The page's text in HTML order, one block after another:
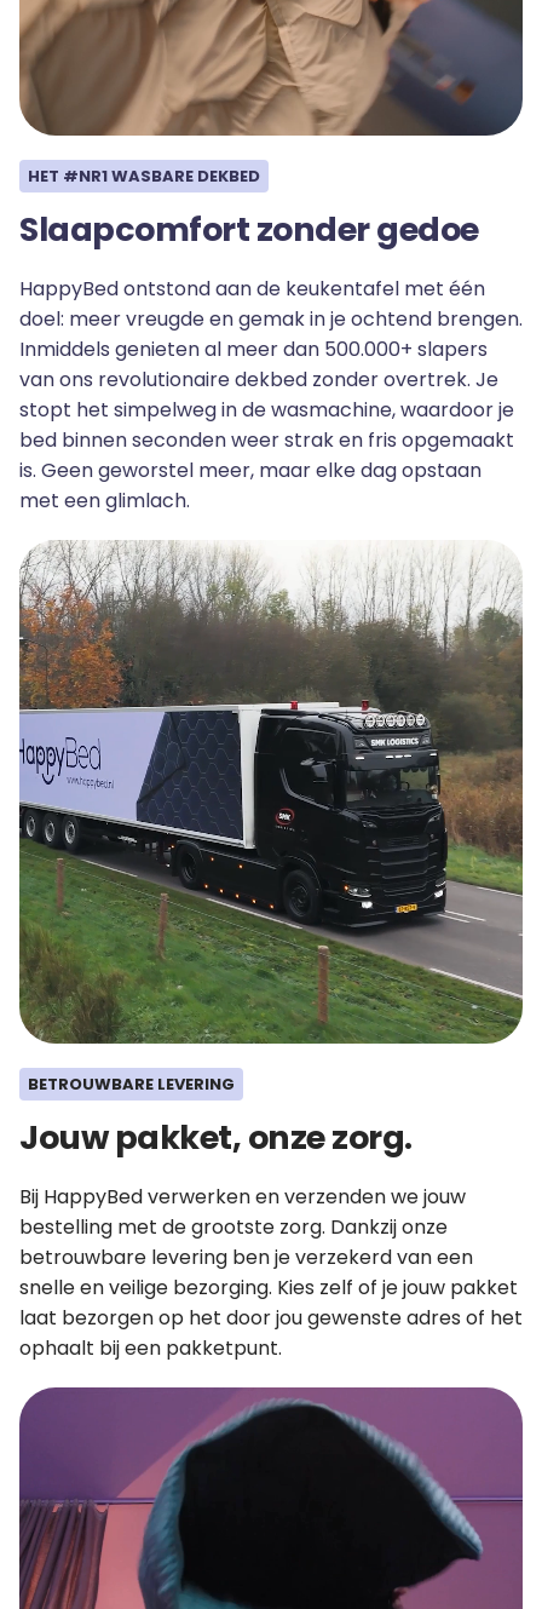
HET #NR1 WASBARE DEKBED
Slaapcomfort zonder gedoe
HappyBed ontstond aan de keukentafel met één
doel: meer vreugde en gemak in je ochtend brengen.
Inmiddels genieten al meer dan 500.000+ slapers
van ons revolutionaire dekbed zonder overtrek. Je
stopt het simpelweg in de wasmachine, waardoor je
bed binnen seconden weer strak en fris opgemaakt
is. Geen geworstel meer, maar elke dag opstaan
met een glimlach.
BETROUWBARE LEVERING
Jouw pakket, onze zorg.
Bij HappyBed verwerken en verzenden we jouw
bestelling met de grootste zorg. Dankzij onze
betrouwbare levering ben je verzekerd van een
snelle en veilige bezorging. Kies zelf of je jouw pakket
laat bezorgen op het door jou gewenste adres of het
ophaalt bij een pakketpunt.